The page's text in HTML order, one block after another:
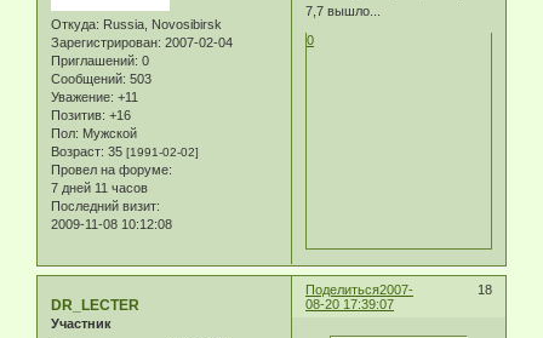
Откуда: Russia, Novosibirsk
Зарегистрирован: 2007-02-04
Приглашений: 0
Сообщений: 503
Уважение: +11
Позитив: +16
Пол: Мужской
Возраст: 35 [1991-02-02]
Провел на форуме:
7 дней 11 часов
Последний визит:
2009-11-08 10:12:08
7,7 вышло...
0
Поделиться 18
2007-
08-20 17:39:07
DR_LECTER
Участник